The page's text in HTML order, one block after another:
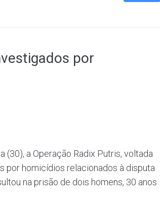
por
(30), a Operação Radix Putris, voltada
por homicídios relacionados à disputa
na prisão de dois homens, 30 anos